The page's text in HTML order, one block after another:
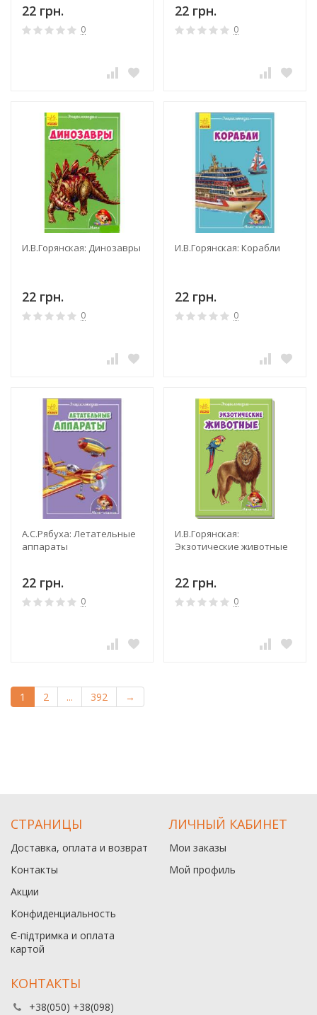
22 грн.
0
22 грн.
0
И.В.Горянская: Динозавры
22 грн.
0
И.В.Горянская: Корабли
22 грн.
0
А.С.Рябуха: Летательные
аппараты
22 грн.
0
И.В.Горянская:
Экзотические животные
22 грн.
0
1 2 ... 392 →
СТРАНИЦЫ
Доставка, оплата и возврат
Контакты
Акции
Конфиденциальность
Є-підтримка и оплата
картой
ЛИЧНЫЙ КАБИНЕТ
Мои заказы
Мой профиль
КОНТАКТЫ
+38(050) +38(098)